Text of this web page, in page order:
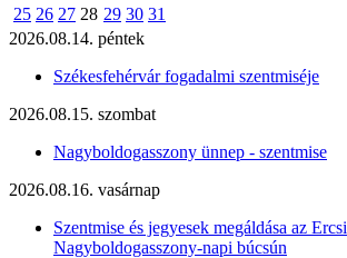
25 26 27 28 29 30 31
2026.08.14. péntek
Székesfehérvár fogadalmi szentmiséje
2026.08.15. szombat
Nagyboldogasszony ünnep - szentmise
2026.08.16. vasárnap
Szentmise és jegyesek megáldása az Ercsi
Nagyboldogasszony-napi búcsún